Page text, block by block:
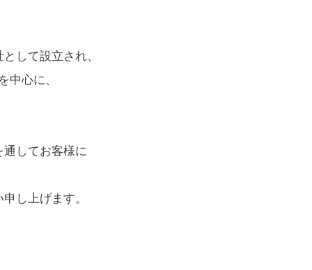
して設立され、
中心に、
してお客様に
し上げます。